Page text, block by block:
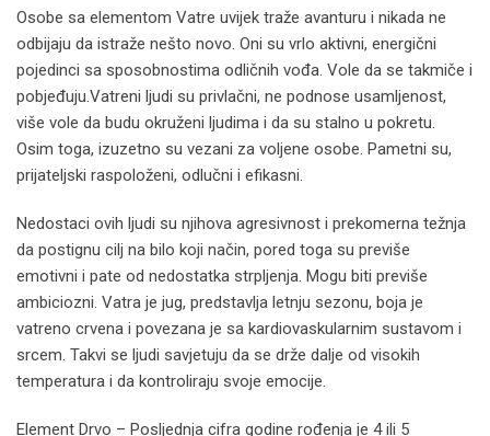
Osobe sa elementom Vatre uvijek traže avanturu i nikada ne
odbijaju da istraže nešto novo. Oni su vrlo aktivni, energični
pojedinci sa sposobnostima odličnih vođa. Vole da se takmiče i
pobjeđuju.Vatreni ljudi su privlačni, ne podnose usamljenost,
više vole da budu okruženi ljudima i da su stalno u pokretu.
Osim toga, izuzetno su vezani za voljene osobe. Pametni su,
prijateljski raspoloženi, odlučni i efikasni.
Nedostaci ovih ljudi su njihova agresivnost i prekomerna težnja
da postignu cilj na bilo koji način, pored toga su previše
emotivni i pate od nedostatka strpljenja. Mogu biti previše
ambiciozni. Vatra je jug, predstavlja letnju sezonu, boja je
vatreno crvena i povezana je sa kardiovaskularnim sustavom i
srcem. Takvi se ljudi savjetuju da se drže dalje od visokih
temperatura i da kontroliraju svoje emocije.
Element Drvo – Posljednja cifra godine rođenja je 4 ili 5